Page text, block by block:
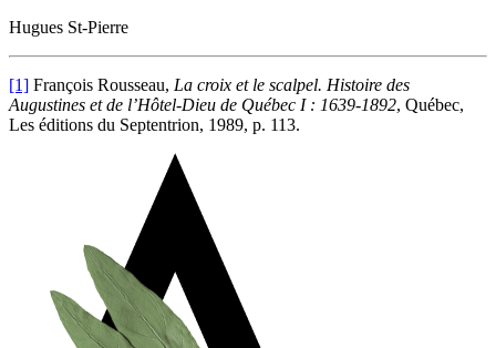
Hugues St-Pierre
[1] François Rousseau, La croix et le scalpel. Histoire des
Augustines et de l’Hôtel-Dieu de Québec I : 1639-1892, Québec,
Les éditions du Septentrion, 1989, p. 113.